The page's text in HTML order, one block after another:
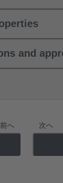
and
前へ 次へ